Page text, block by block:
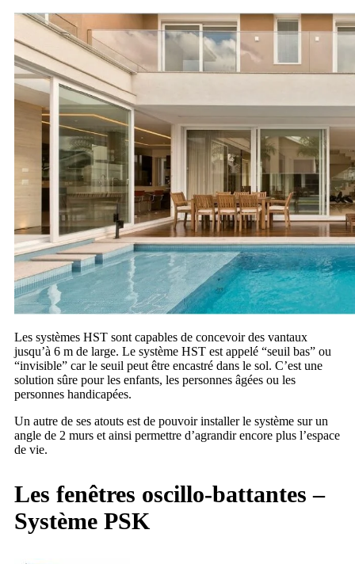
Les systèmes HST sont capables de concevoir des vantaux
jusqu’à 6 m de large. Le système HST est appelé “seuil bas” ou
“invisible” car le seuil peut être encastré dans le sol. C’est une
solution sûre pour les enfants, les personnes âgées ou les
personnes handicapées.
Un autre de ses atouts est de pouvoir installer le système sur un
angle de 2 murs et ainsi permettre d’agrandir encore plus l’espace
de vie.
Les fenêtres oscillo-battantes –
Système PSK